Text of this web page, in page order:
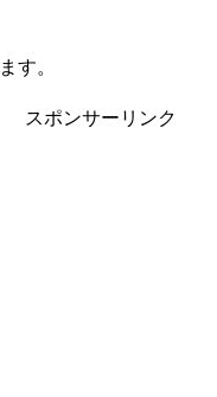
す。
スポンサーリンク